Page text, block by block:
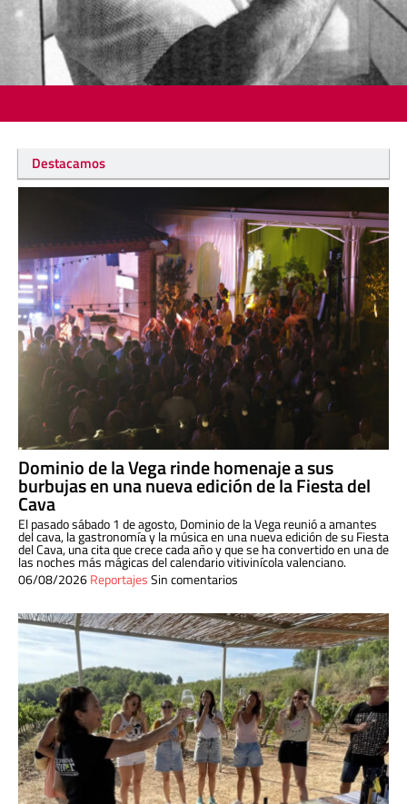
Destacamos
Dominio de la Vega rinde homenaje a sus
burbujas en una nueva edición de la Fiesta del
Cava
El pasado sábado 1 de agosto, Dominio de la Vega reunió a amantes
del cava, la gastronomía y la música en una nueva edición de su Fiesta
del Cava, una cita que crece cada año y que se ha convertido en una de
las noches más mágicas del calendario vitivinícola valenciano.
06/08/2026ReportajesSin comentarios